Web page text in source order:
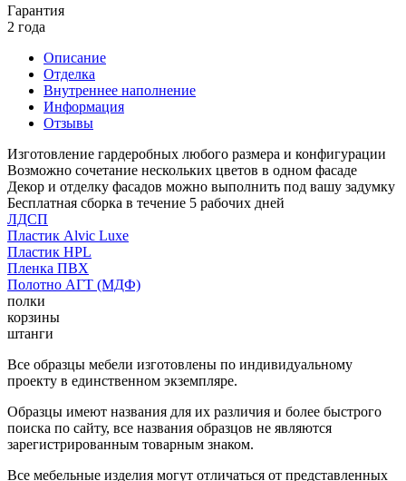
Гарантия
2 года
Описание
Отделка
Внутреннее наполнение
Информация
Отзывы
Изготовление гардеробных любого размера и конфигурации
Возможно сочетание нескольких цветов в одном фасаде
Декор и отделку фасадов можно выполнить под вашу задумку
Бесплатная сборка в течение 5 рабочих дней
ЛДСП
Пластик Alvic Luxe
Пластик HPL
Пленка ПВХ
Полотно АГТ (МДФ)
полки
корзины
штанги
Все образцы мебели изготовлены по индивидуальному
проекту в единственном экземпляре.
Образцы имеют названия для их различия и более быстрого
поиска по сайту, все названия образцов не являются
зарегистрированным товарным знаком.
Все мебельные изделия могут отличаться от представленных